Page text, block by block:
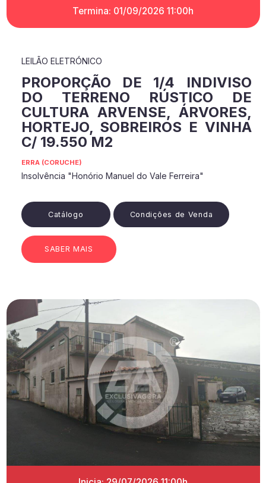
Termina: 01/09/2026 11:00h
LEILÃO ELETRÓNICO
PROPORÇÃO DE 1/4 INDIVISO
DO TERRENO RÚSTICO DE
CULTURA ARVENSE, ÁRVORES,
HORTEJO, SOBREIROS E VINHA
C/ 19.550 M2
ERRA (CORUCHE)
Insolvência "Honório Manuel do Vale Ferreira"
Catálogo Condições de Venda
SABER MAIS